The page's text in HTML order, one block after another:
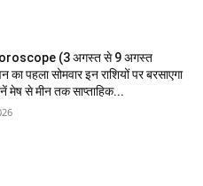
(3 अगस्त से 9 अगस्त
का पहला सोमवार इन राशियों पर बरसाएगा
मेष से मीन तक साप्ताहिक...